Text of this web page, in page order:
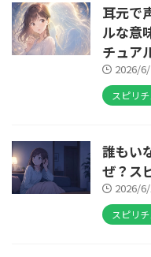
耳元で
ルな意
チュア
2026/
スピリ
誰もい
ぜ？ス
2026/
スピリ